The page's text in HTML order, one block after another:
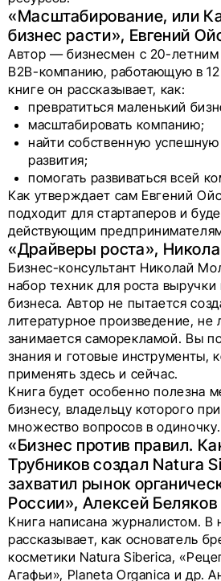
«Масштабирование, или
бизнес расти», Евгений
Автор — бизнесмен с 20-
В2В-компанию, работающую в 12
книге он рассказывает, как:
превратиться маленький
масштабировать компанию;
найти собственную успешную
развития;
помогать развиваться всей
Как утверждает сам Евгений
подходит для стартаперов и
действующим
«Драйверы роста»,
Бизнес-консультант Николай
набор техник для роста выручки
бизнеса. Автор не пытается
литературное произведение, не
занимается саморекламой. Вы
знания и готовые инструменты,
применять здесь и сейчас.
Книга будет особенно полезна
бизнесу, владельцу которого
множество вопросов в одиночку.
«Бизнес против правил.
Трубников создал Natura
захватил рынок
России», Алексей Беляков
Книга написана журналистом. В
рассказывает, как основатель
косметики Natura Siberica,
Агафьи», Planeta Organica и др.